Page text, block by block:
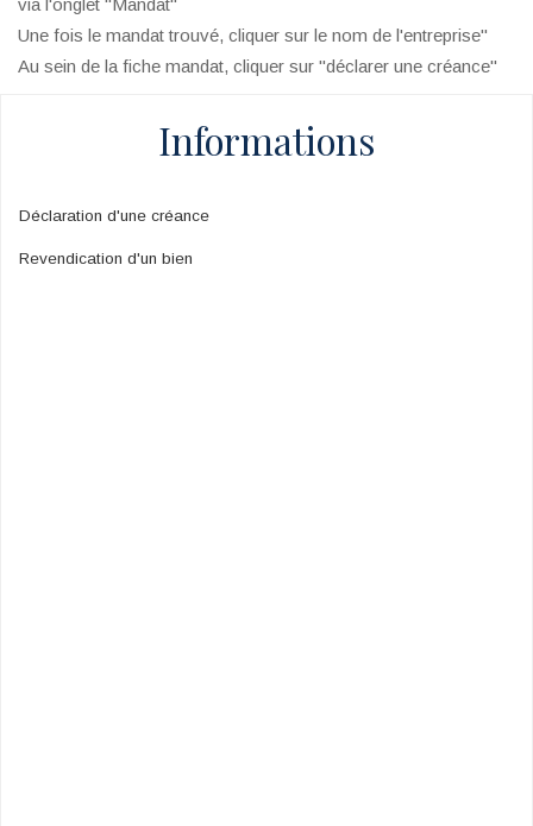
via l'onglet "Mandat"
Une fois le mandat trouvé, cliquer sur le nom de l'entreprise"
Au sein de la fiche mandat, cliquer sur "déclarer une créance"
Informations
Déclaration d'une créance
Revendication d'un bien